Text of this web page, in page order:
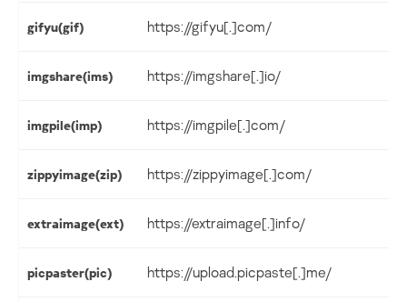
gifyu(gif) https://gifyu[.]com/
imgshare(ims) https://imgshare[.]io/
imgpile(imp) https://imgpile[.]com/
zippyimage(zip) https://zippyimage[.]com/
extraimage(ext) https://extraimage[.]info/
picpaster(pic) https://upload.picpaste[.]me/